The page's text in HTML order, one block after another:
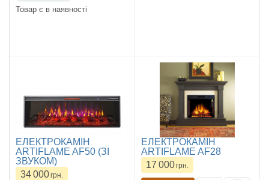
Товар є в наявності
ЕЛЕКТРОКАМІН
ARTIFLAME AF50 (ЗІ
ЗВУКОМ)
34 000грн.
ЕЛЕКТРОКАМІН
ARTIFLAME AF28
17 000грн.